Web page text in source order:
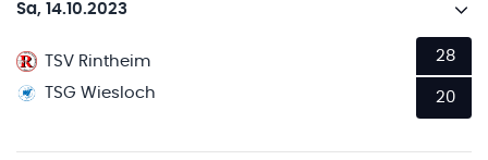
Sa, 14.10.2023
TSV Rintheim
TSG Wiesloch
28
20